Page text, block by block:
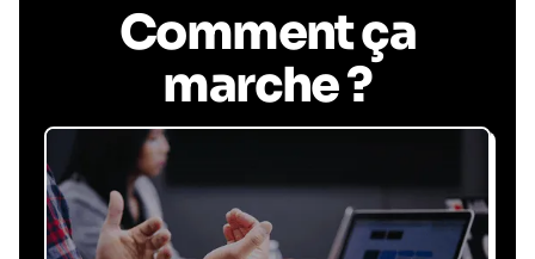
Comment ça
marche ?